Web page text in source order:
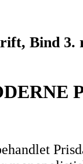
Bind 3.